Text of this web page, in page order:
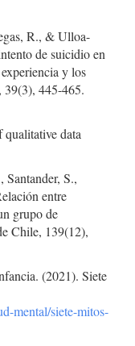
R., & Ulloa-
de suicidio en
y los
39(3), 445-465.
data
S.,
entre
grupo de
Chile, 139(12),
(2021). Siete
mental/siete-mitos-